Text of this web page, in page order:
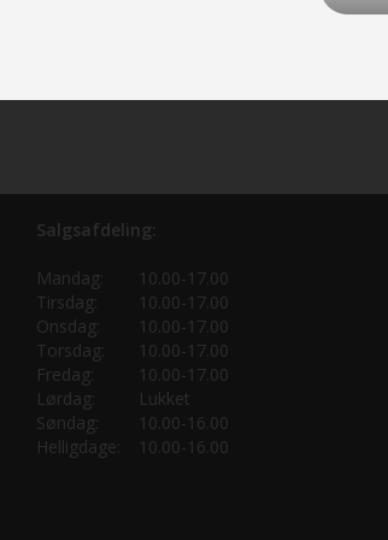
Salgsafdeling:
Mandag:
10.00-17.00
Tirsdag:
10.00-17.00
Onsdag:
10.00-17.00
Torsdag:
10.00-17.00
Fredag:
10.00-17.00
Lørdag:
Lukket
Søndag:
10.00-16.00
Helligdage:
10.00-16.00